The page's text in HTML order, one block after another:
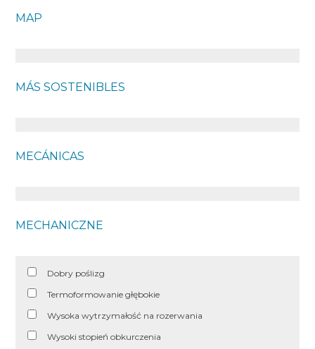
MAP
MÁS SOSTENIBLES
MECÁNICAS
MECHANICZNE
Dobry poślizg
Termoformowanie głębokie
Wysoka wytrzymałość na rozerwania
Wysoki stopień obkurczenia